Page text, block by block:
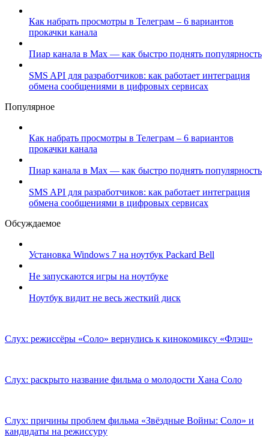
Как набрать просмотры в Телеграм – 6 вариантов
прокачки канала
Пиар канала в Max — как быстро поднять популярность
SMS API для разработчиков: как работает интеграция
обмена сообщениями в цифровых сервисах
Популярное
Как набрать просмотры в Телеграм – 6 вариантов
прокачки канала
Пиар канала в Max — как быстро поднять популярность
SMS API для разработчиков: как работает интеграция
обмена сообщениями в цифровых сервисах
Обсуждаемое
Установка Windows 7 на ноутбук Packard Bell
Не запускаются игры на ноутбуке
Ноутбук видит не весь жесткий диск
Слух: режиссёры «Соло» вернулись к кинокомиксу «Флэш»
Слух: раскрыто название фильма о молодости Хана Соло
Слух: причины проблем фильма «Звёздные Войны: Соло» и
кандидаты на режиссуру